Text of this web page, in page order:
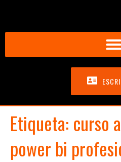
Etiqueta: curso
power bi